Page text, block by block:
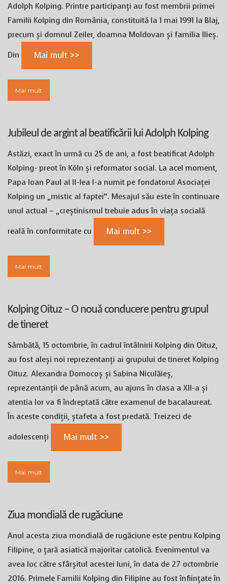
Adolph Kolping. Printre participanți au fost membrii primei
Familii Kolping din România, constituită la 1 mai 1991 la Blaj,
precum și domnul Zeiler, doamna Moldovan și familia Ilieș.
Din
Mai mult >>
Mai mult
Jubileul de argint al beatificării lui Adolph Kolping
Astăzi, exact în urmă cu 25 de ani, a fost beatificat Adolph
Kolping- preot în Köln și reformator social. La acel moment,
Papa Ioan Paul al II-lea l-a numit pe fondatorul Asociaței
Kolping un „mistic al faptei”. Mesajul său este în continuare
unul actual – „creștinismul trebuie adus în viața socială
reală în conformitate cu
Mai mult >>
Mai mult
Kolping Oituz – O nouă conducere pentru grupul
de tineret
Sâmbătă, 15 octombrie, în cadrul întâlnirii Kolping din Oituz,
au fost aleși noi reprezentanți ai grupului de tineret Kolping
Oituz. Alexandra Domocoș și Sabina Niculăieș,
reprezentanții de până acum, au ajuns în clasa a XII-a și
atentia lor va fi îndreptată către examenul de bacalaureat.
În aceste condiții, ștafeta a fost predată. Treizeci de
adolescenți
Mai mult >>
Mai mult
Ziua mondială de rugăciune
Anul acesta ziua mondială de rugăciune este pentru Kolping
Filipine, o țară asiatică majoritar catolică. Evenimentul va
avea loc către sfârșitul acestei luni, în data de 27 octombrie
2016. Primele Familii Kolping din Filipine au fost înființate în